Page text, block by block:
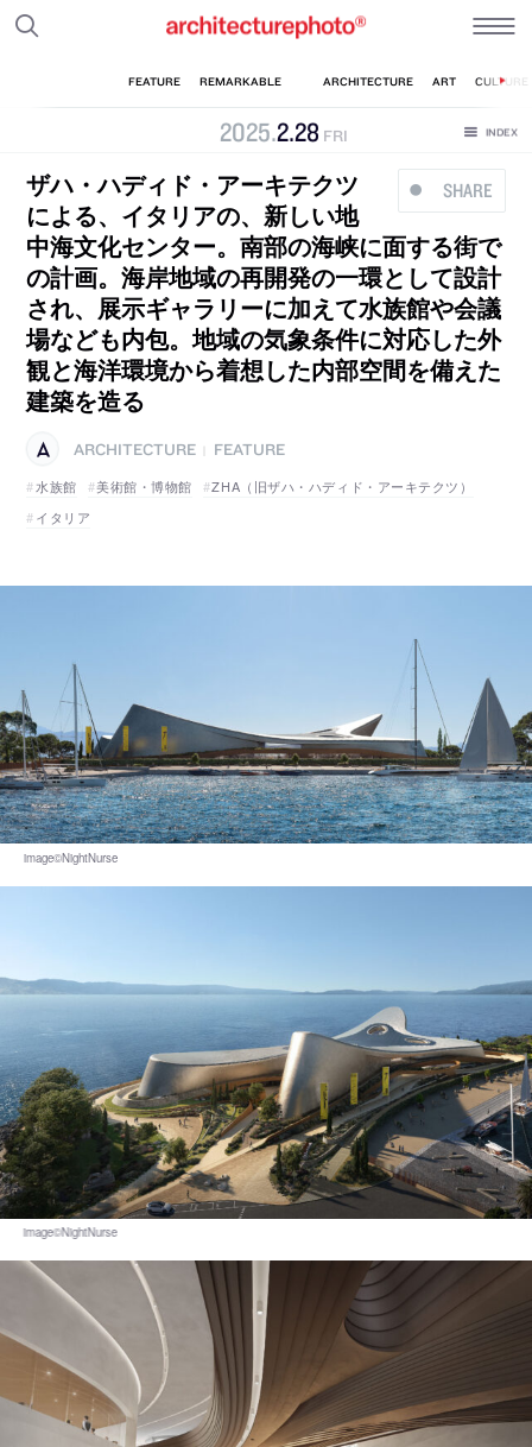
2025.2.28 FRI
SHARE
ザハ・ハディド・アーキテクツ
による、イタリアの、新しい地
中海文化センター。南部の海峡に面する街で
の計画。海岸地域の再開発の一環として設計
され、展示ギャラリーに加えて水族館や会議
場なども内包。地域の気象条件に対応した外
観と海洋環境から着想した内部空間を備えた
建築を造る
ARCHITECTURE
FEATURE
水族館
美術館・博物館
ZHA（旧ザハ・ハディド・アーキテクツ）
イタリア